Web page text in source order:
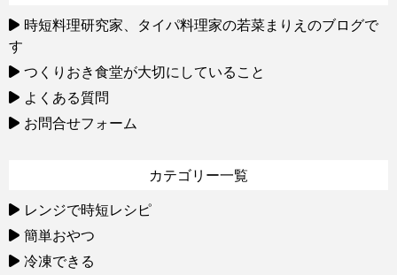
時短料理研究家、タイパ料理家の若菜まりえのブログで
す
つくりおき食堂が大切にしていること
よくある質問
お問合せフォーム
カテゴリー一覧
レンジで時短レシピ
簡単おやつ
冷凍できる